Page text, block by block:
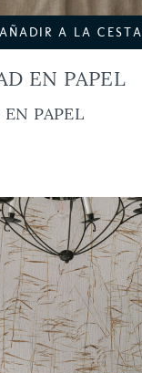
A LA CESTA
EN PAPEL
PAPEL